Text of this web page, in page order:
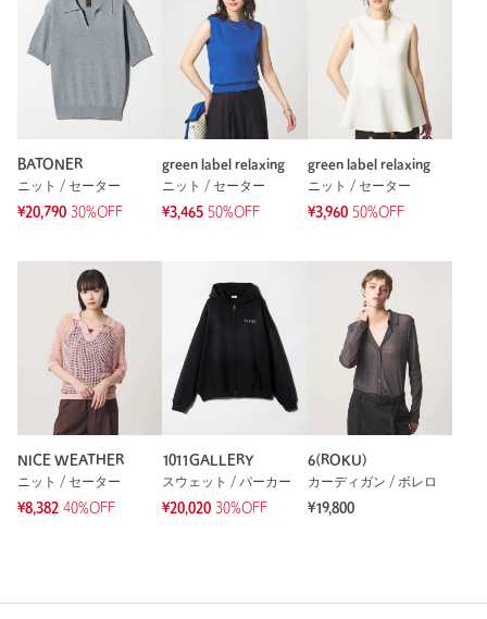
BATONER
ニット / セーター
¥20,790 30%OFF
green label relaxing
ニット / セーター
¥3,465 50%OFF
green label relaxing
ニット / セーター
¥3,960 50%OFF
NICE WEATHER
ニット / セーター
¥8,382 40%OFF
1011GALLERY
スウェット / パーカー
¥20,020 30%OFF
6(ROKU)
カーディガン / ボレロ
¥19,800